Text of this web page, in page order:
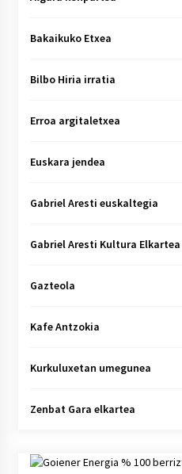
Bakaikuko Etxea
Bilbo Hiria irratia
Erroa argitaletxea
Euskara jendea
Gabriel Aresti euskaltegia
Gabriel Aresti Kultura Elkartea
Gazteola
Kafe Antzokia
Kurkuluxetan umegunea
Zenbat Gara elkartea